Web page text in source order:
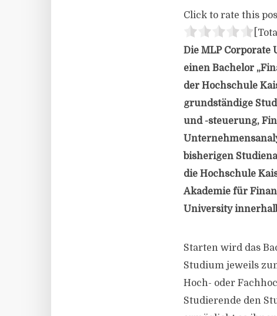
Click to rate this
Die MLP
einen Bachelor
der Hochschule
grundständige
und -steuerung,
bisherigen
die Hochschule
Akademie für
University
Starten wird das
Studium jeweils
Hoch- oder
Studierende den